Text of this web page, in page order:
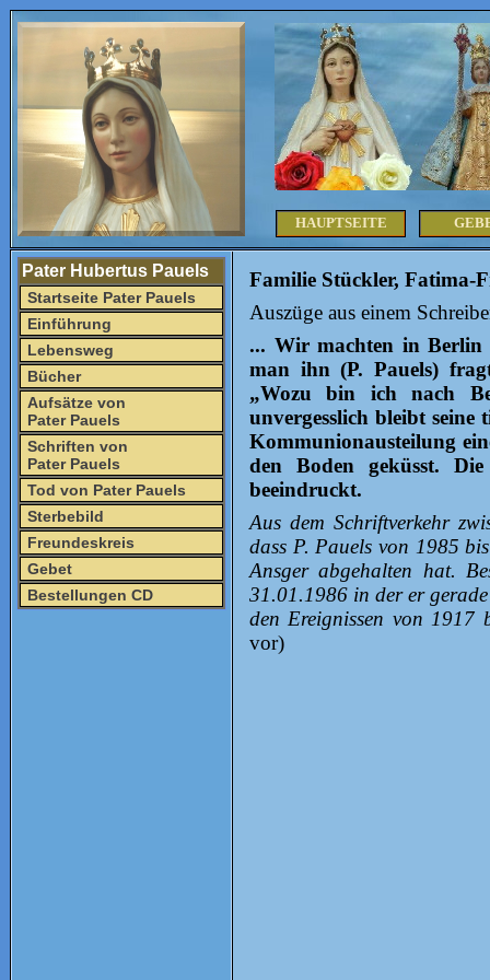
HAUPTSEITE
Pater Hubertus Pauels
Startseite Pater Pauels
Einführung
Lebensweg
Bücher
Aufsätze von
Pater Pauels
Schriften von
Pater Pauels
Tod von Pater Pauels
Sterbebild
Freundeskreis
Gebet
Bestellungen CD
Familie Stückler, Fatima-
Auszüge aus einem
... Wir machten in Berlin
man ihn (P. Pauels)
„Wozu bin ich nach
unvergesslich bleibt
Kommunionausteilung
den Boden geküsst.
beeindruckt.
Aus dem Schriftverkehr
dass P. Pauels von 1985
Ansger abgehalten hat.
31.01.1986 in der er
den Ereignissen von 1917
vor)